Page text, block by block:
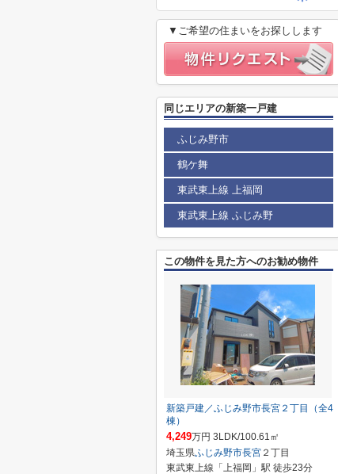
▼ご希望の住まいをお探しします
同じエリアの新築一戸建
ふじみ野市
鶴ケ舞
東武東上線 上福岡
東武東上線 ふじみ野
この物件を見た方へのお勧め物件
新築戸建／ふじみ野市長宮２丁目（全4
棟）
4,249万円 3LDK/100.61㎡
埼玉県ふじみ野市長宮 ２丁目
東武東上線「上福岡」駅 徒歩23分